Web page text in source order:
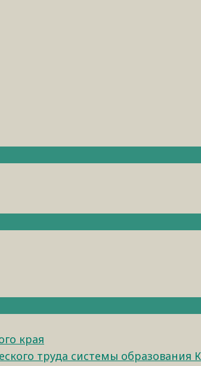
края
труда системы образования